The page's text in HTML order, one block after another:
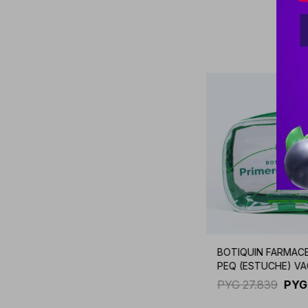
BOTIQUIN
PEQ (ESTUCHE)
PYG 27.839 PYG